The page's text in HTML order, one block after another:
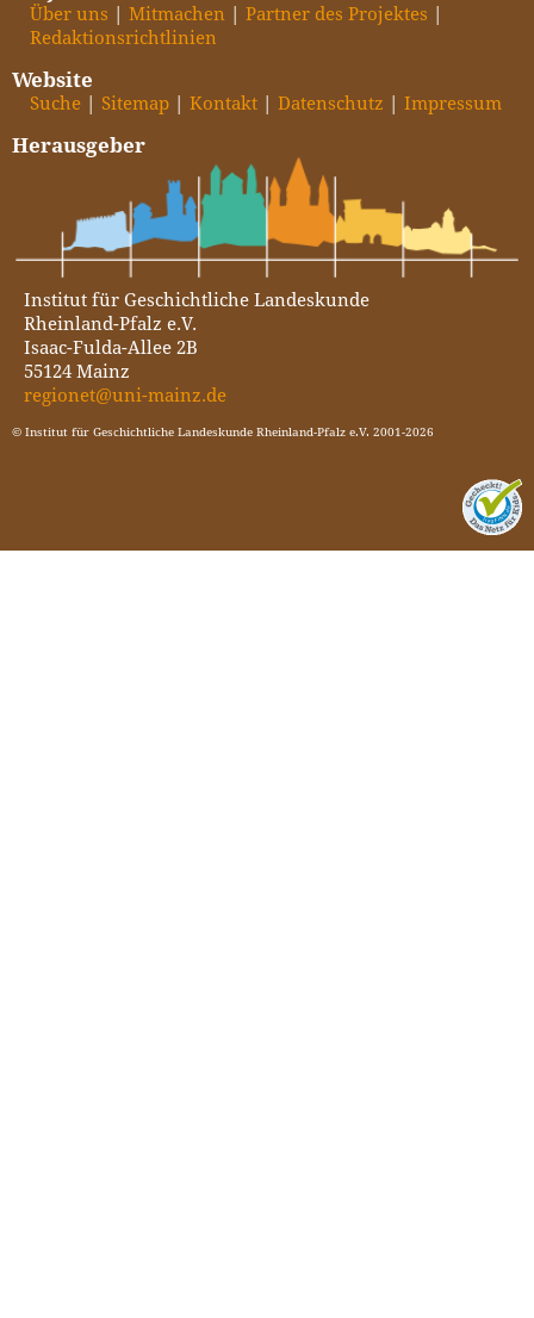
Über uns Mitmachen
Partner des Projektes
Redaktionsrichtlinien
Website
Suche Sitemap Kontakt Datenschutz Impressum
Herausgeber
Institut für Geschichtliche Landeskunde
Rheinland-Pfalz e.V.
Isaac-Fulda-Allee 2B
55124 Mainz
regionet@uni-mainz.de
© Institut für Geschichtliche Landeskunde Rheinland-Pfalz e.V. 2001-2026